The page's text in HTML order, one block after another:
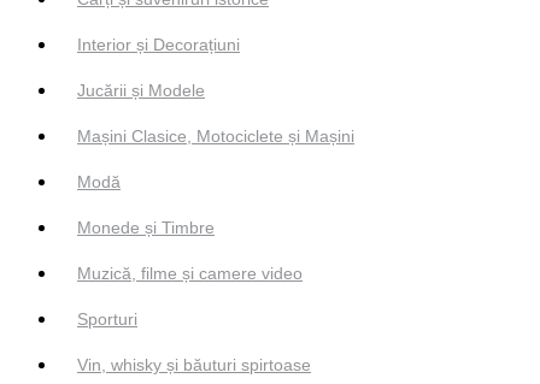
Interior și Decorațiuni
Jucării și Modele
Mașini Clasice, Motociclete și Mașini
Modă
Monede și Timbre
Muzică, filme și camere video
Sporturi
Vin, whisky și băuturi spirtoase